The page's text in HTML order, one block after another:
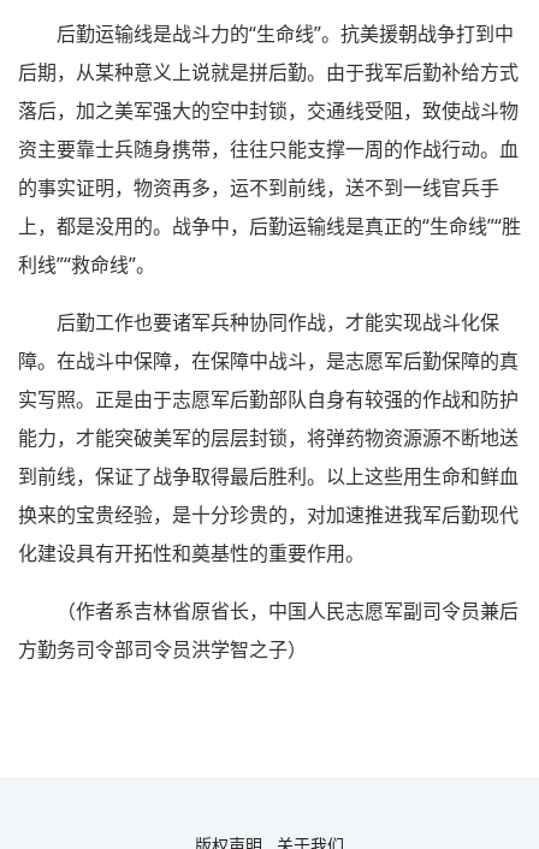
后勤运输线是战斗力的“生命线”。抗美援朝战争打到中
后期，从某种意义上说就是拼后勤。由于我军后勤补给方式
落后，加之美军强大的空中封锁，交通线受阻，致使战斗物
资主要靠士兵随身携带，往往只能支撑一周的作战行动。血
的事实证明，物资再多，运不到前线，送不到一线官兵手
上，都是没用的。战争中，后勤运输线是真正的“生命线”“胜
利线”“救命线”。
后勤工作也要诸军兵种协同作战，才能实现战斗化保
障。在战斗中保障，在保障中战斗，是志愿军后勤保障的真
实写照。正是由于志愿军后勤部队自身有较强的作战和防护
能力，才能突破美军的层层封锁，将弹药物资源源不断地送
到前线，保证了战争取得最后胜利。以上这些用生命和鲜血
换来的宝贵经验，是十分珍贵的，对加速推进我军后勤现代
化建设具有开拓性和奠基性的重要作用。
（作者系吉林省原省长，中国人民志愿军副司令员兼后
方勤务司令部司令员洪学智之子）
版权声明 关于我们